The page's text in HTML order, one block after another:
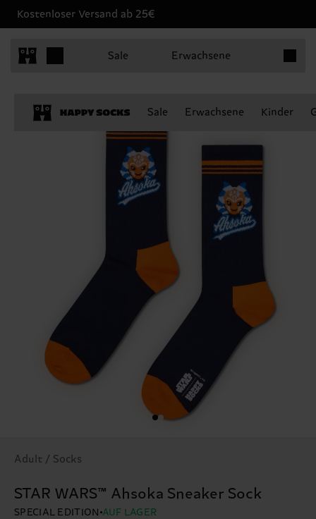
Kostenloser Versand ab 25€
Sale Erwachsene
Sale Erwachsene Kinder
Adult / Socks
STAR WARS™ Ahsoka Sneaker Sock
SPECIAL EDITION AUF LAGER